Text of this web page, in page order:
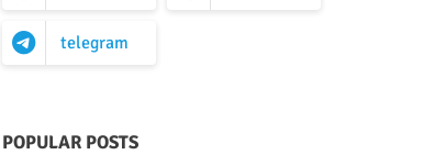
telegram
POPULAR POSTS